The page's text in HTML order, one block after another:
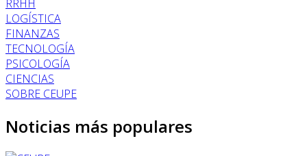
RRHH
LOGÍSTICA
FINANZAS
TECNOLOGÍA
PSICOLOGÍA
CIENCIAS
SOBRE CEUPE
Noticias más populares